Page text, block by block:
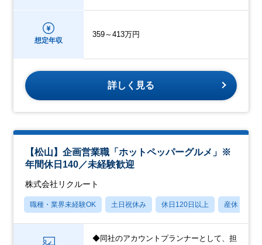
想定年収
359～413万円
詳しく見る
【松山】企画営業職「ホットペッパーグルメ」※
年間休日140／未経験歓迎
株式会社リクルート
職種・業界未経験OK 土日祝休み 休日120日以上 産休・育休
◆同社のアカウントプランナーとして、担